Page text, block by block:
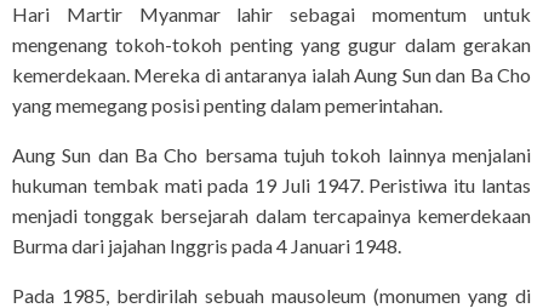
Hari Martir Myanmar lahir sebagai momentum untuk
mengenang tokoh-tokoh penting yang gugur dalam gerakan
kemerdekaan. Mereka di antaranya ialah Aung Sun dan Ba Cho
yang memegang posisi penting dalam pemerintahan.
Aung Sun dan Ba Cho bersama tujuh tokoh lainnya menjalani
hukuman tembak mati pada 19 Juli 1947. Peristiwa itu lantas
menjadi tonggak bersejarah dalam tercapainya kemerdekaan
Burma dari jajahan Inggris pada 4 Januari 1948.
Pada 1985, berdirilah sebuah mausoleum (monumen yang di